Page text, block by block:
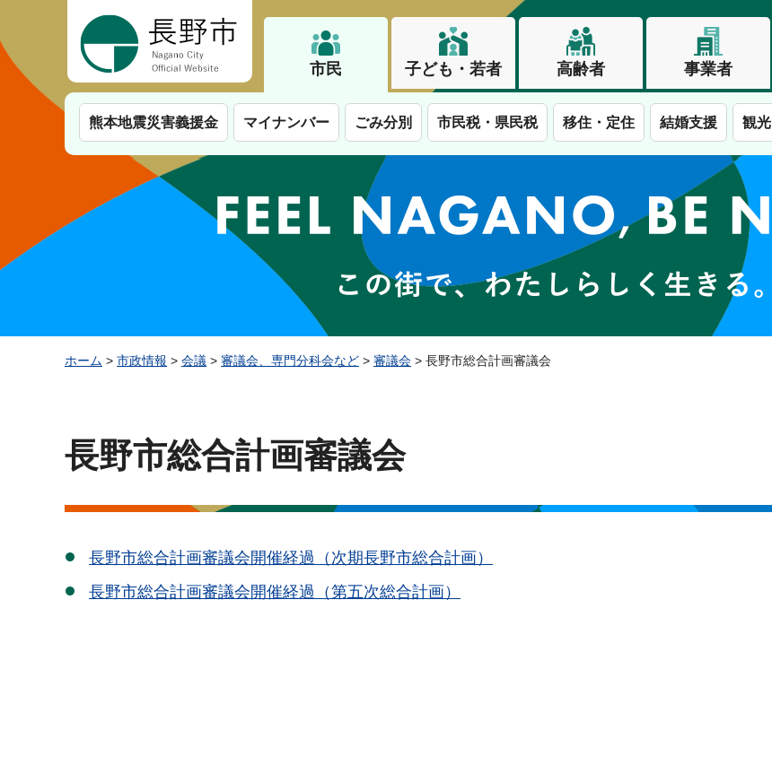
市民 子ども・若者 高齢者 事業者
熊本地震災害義援金 マイナンバー ごみ分別 市民税・県民税 移住・定住 結婚支援 観光
この街で、わたしらしく生きる。長野市
ホーム > 市政情報 > 会議 > 審議会、専門分科会など > 審議会 > 長野市総合計画審議会
長野市総合計画審議会
長野市総合計画審議会開催経過（次期長野市総合計画）
長野市総合計画審議会開催経過（第五次総合計画）